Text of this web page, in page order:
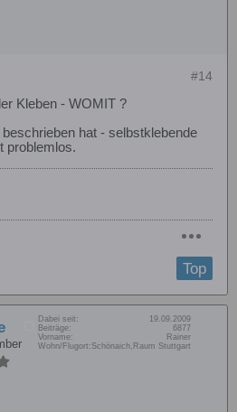
#14
Kleben - WOMIT ?
hat - selbstklebende
problemlos.
Top
Dabei seit:
19.09.2009
Beiträge:
6877
Vorname:
Rainer
Wohn/Flugort: Schönaich,Raum Stuttgart